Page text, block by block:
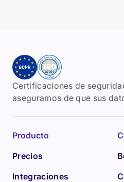
Certificaciones de
aseguramos de que sus
Producto
Precios
Integraciones